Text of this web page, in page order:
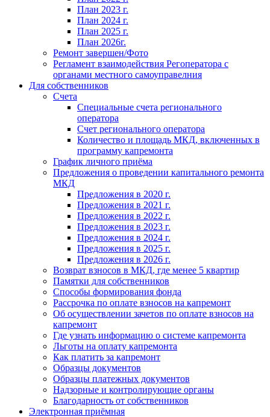
План 2023 г.
План 2024 г.
План 2025 г.
План 2026г.
Ремонт завершен/Фото
Регламент взаимодействия Регоператора с
органами местного самоуправелния
Для собственников
Счета
Специальные счета регионального
оператора
Счет регионального оператора
Количество и площадь МКД, включенных в
программу капремонта
График личного приёма
Предложения о проведении капитального ремонта
МКД
Предложения в 2020 г.
Предложения в 2021 г.
Предложения в 2022 г.
Предложения в 2023 г.
Предложения в 2024 г.
Предложения в 2025 г.
Предложения в 2026 г.
Возврат взносов в МКД, где менее 5 квартир
Памятки для собственников
Способы формирования фонда
Рассрочка по оплате взносов на капремонт
Об осуществлении зачетов по оплате взносов на
капремонт
Где узнать информацию о системе капремонта
Льготы на оплату капремонта
Как платить за капремонт
Образцы документов
Образцы платежных документов
Надзорные и контролирующие органы
Благодарность от собственников
Электронная приёмная